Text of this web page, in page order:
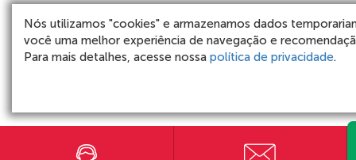
Nós utilizamos "cookies" e armazenamos dados
você uma melhor experiência de navegação e
Para mais detalhes, acesse nossa política de privacidade.